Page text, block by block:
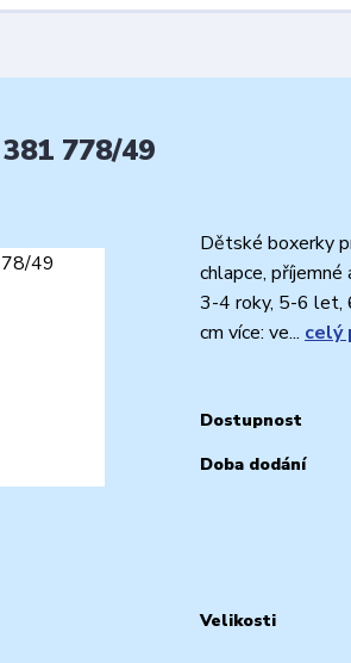
778/49
Dětské boxerky
chlapce,
3-4 roky, 5-6 let,
cm více: ve... celý
Dostupnost
Doba dodání
Velikosti